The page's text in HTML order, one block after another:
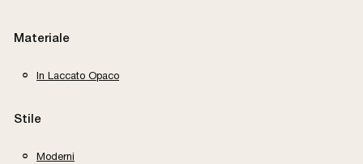
Materiale
In Laccato Opaco
Stile
Moderni